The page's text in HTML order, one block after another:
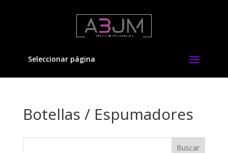
Seleccionar página
Botellas / Espumadores
Buscar